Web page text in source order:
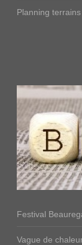
Planning
Festival
Vague de